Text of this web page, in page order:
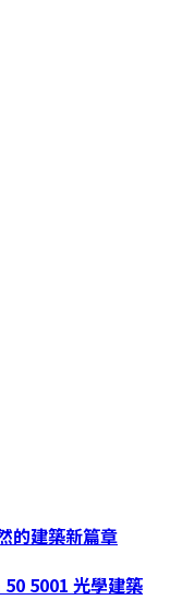
的建築新篇章
5001 光學建築